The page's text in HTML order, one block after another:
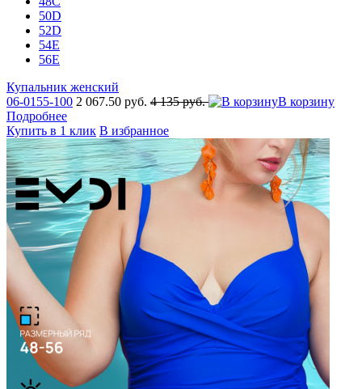
50D
52D
54E
56E
Купальник женский
06-0155-100 2 067.50 руб. 4 135 руб.
В корзину
Подробнее
Купить в 1 клик В избранное